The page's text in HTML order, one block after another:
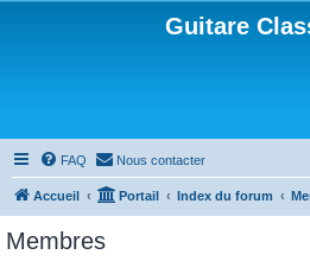
Guitare
FAQ Nous contacter
Accueil Portail Index du forum
Membres